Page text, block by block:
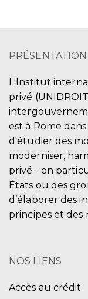
L'Institut
privé
est à Rome
d'étudier des
moderniser,
privé - en
États ou des
d’élaborer des
principes et des
NOS LIENS
Accès au crédit